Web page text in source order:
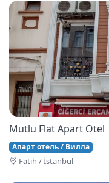
Mutlu Flat Apart Otel
Апарт отель / Вилла
Fati̇h / İstanbul